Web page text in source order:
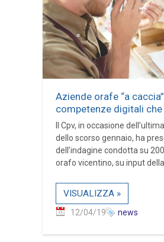
Aziende orafe “a
competenze digitali
Il Cpv, in occasione
dello scorso gennaio, ha
dell’indagine condotta su
orafo vicentino, su input della
VISUALIZZA »
12/04/19 news